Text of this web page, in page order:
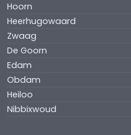
Hoorn
Heerhugowaard
Zwaag
De Goorn
Edam
Obdam
Heiloo
Nibbixwoud